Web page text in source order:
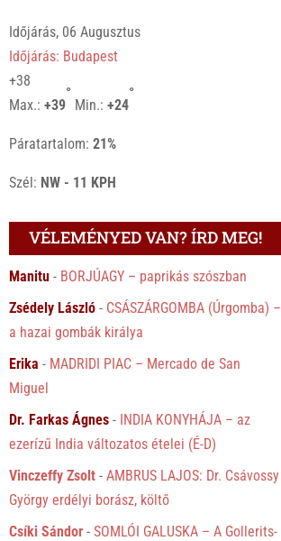
Időjárás, 06 Augusztus
Időjárás: Budapest
+38
Max.:+39
°
Min.:+24
°
Páratartalom:21%
Szél: NW - 11 KPH
VÉLEMÉNYED VAN? ÍRD MEG!
Manitu - BORJÚAGY – paprikás szószban
Zsédely László - CSÁSZÁRGOMBA (Úrgomba) –
a hazai gombák királya
Erika - MADRIDI PIAC – Mercado de San
Miguel
Dr. Farkas Ágnes - INDIA KONYHÁJA – az
ezerízű India változatos ételei (É-D)
Vinczeffy Zsolt -AMBRUS LAJOS: Dr. Csávossy
György erdélyi borász, költő
Csíki Sándor -SOMLÓI GALUSKA – A Gollerits-